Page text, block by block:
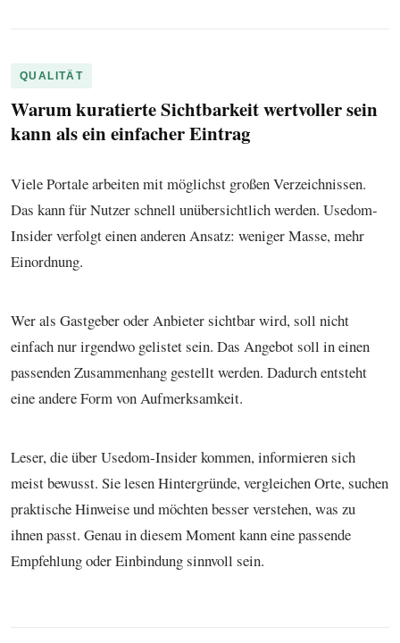
QUALITÄT
Warum kuratierte Sichtbarkeit wertvoller sein
kann als ein einfacher Eintrag
Viele Portale arbeiten mit möglichst großen Verzeichnissen.
Das kann für Nutzer schnell unübersichtlich werden. Usedom-
Insider verfolgt einen anderen Ansatz: weniger Masse, mehr
Einordnung.
Wer als Gastgeber oder Anbieter sichtbar wird, soll nicht
einfach nur irgendwo gelistet sein. Das Angebot soll in einen
passenden Zusammenhang gestellt werden. Dadurch entsteht
eine andere Form von Aufmerksamkeit.
Leser, die über Usedom-Insider kommen, informieren sich
meist bewusst. Sie lesen Hintergründe, vergleichen Orte, suchen
praktische Hinweise und möchten besser verstehen, was zu
ihnen passt. Genau in diesem Moment kann eine passende
Empfehlung oder Einbindung sinnvoll sein.